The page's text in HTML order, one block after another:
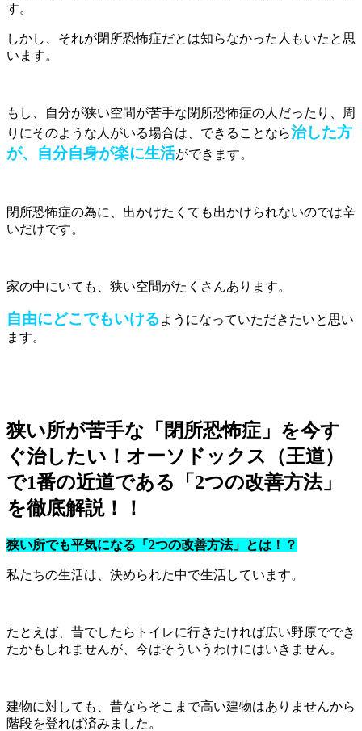
す。
しかし、それが閉所恐怖症だとは知らなかった人もいたと思
います。
もし、自分が狭い空間が苦手な閉所恐怖症の人だったり、周
りにそのような人がいる場合は、できることなら治した方
が、自分自身が楽に生活ができます。
閉所恐怖症の為に、出かけたくても出かけられないのでは辛
いだけです。
家の中にいても、狭い空間がたくさんあります。
自由にどこでもいけるようになっていただきたいと思い
ます。
狭い所が苦手な「閉所恐怖症」を今す
ぐ治したい！オーソドックス（王道）
で1番の近道である「2つの改善方法」
を徹底解説！！
狭い所でも平気になる「2つの改善方法」とは！？
私たちの生活は、決められた中で生活しています。
たとえば、昔でしたらトイレに行きたければ広い野原ででき
たかもしれませんが、今はそういうわけにはいきません。
建物に対しても、昔ならそこまで高い建物はありませんから
階段を登れば済みました。